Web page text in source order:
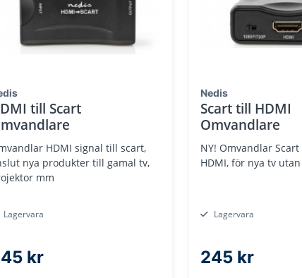
till Scart
HDMI signal till scart,
nya produkter till gamal tv,
mm
Lagervara
kr
Nedis
Scart till HDMI
Omvandlare
NY! Omvandlar
HDMI, för nya tv
Lagervara
245 kr